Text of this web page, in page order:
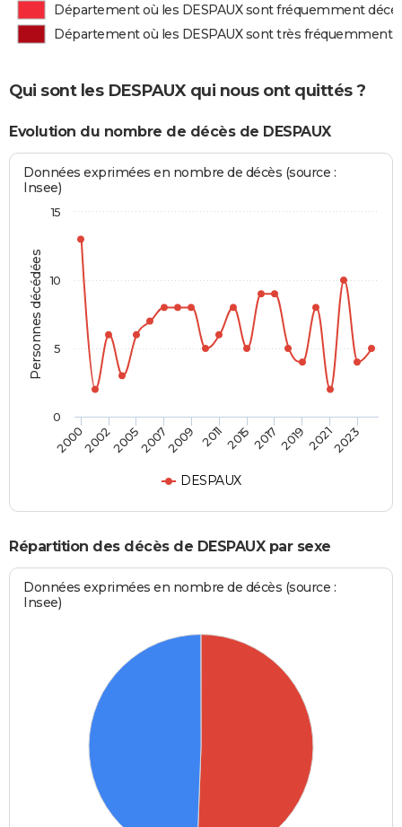
Département où les DESPAUX sont fréquemment
Département où les DESPAUX sont très fréquemment
Qui sont les DESPAUX qui nous ont quittés ?
Evolution du nombre de décès de DESPAUX
Personnes décédées
Données exprimées en nombre de décès (source :
Insee)
DESPAUX
20002002200520072009 201120152017201920212023
0
5
10
15
Répartition des décès de DESPAUX par sexe
Données exprimées en nombre de décès (source :
Insee)